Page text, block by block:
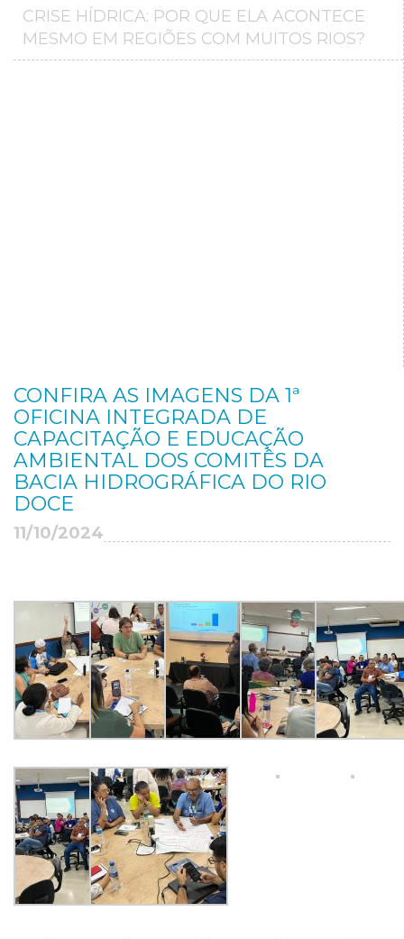
CRISE HÍDRICA: POR QUE ELA ACONTECE
MESMO EM REGIÕES COM MUITOS RIOS?
CONFIRA AS IMAGENS DA 1ª
OFICINA INTEGRADA DE
CAPACITAÇÃO E EDUCAÇÃO
AMBIENTAL DOS COMITÊS DA
BACIA HIDROGRÁFICA DO RIO
DOCE
11/10/2024